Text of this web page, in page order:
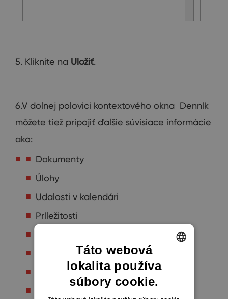
5. Kliknite na Uložiť.
6.V dolnej polovici kontextového okna Denník
môžete tiež pripojiť ďalšie súvisiace informácie
ako:
Dokumenty
Úlohy
Udalosti v kalendári
Príležitosti
Spoločnosti
Kontakty
Marketingové kampane
ENGLISH
SLOVAK
Táto webová
lokalita používa
súbory cookie.